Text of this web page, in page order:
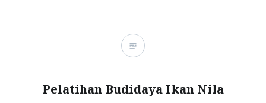
Pelatihan Budidaya Ikan Nila